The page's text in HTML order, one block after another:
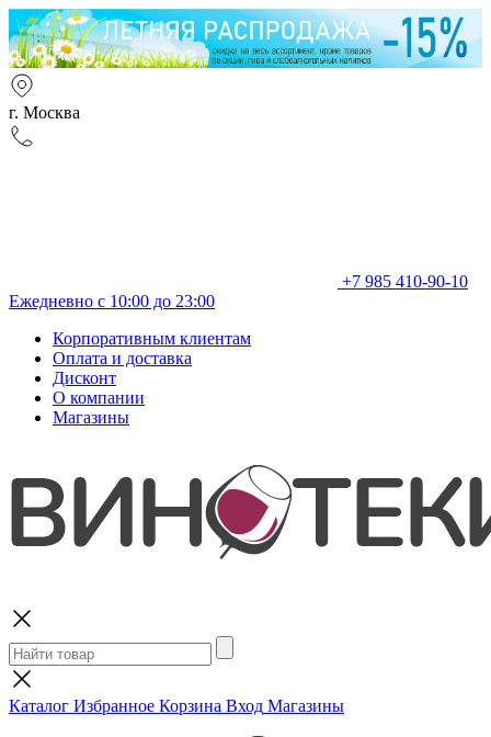
г. Москва
+7 985 410-90-10
Ежедневно с 10:00 до 23:00
Корпоративным клиентам
Оплата и доставка
Дисконт
О компании
Магазины
Каталог Избранное Корзина Вход Магазины